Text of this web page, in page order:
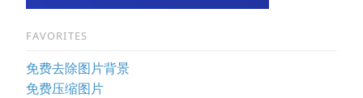
FAVORITES
免费去除图片背景
免费压缩图片